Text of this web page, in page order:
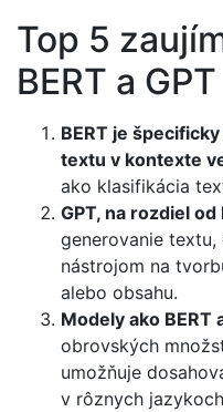
Top 5
BERT a GPT
BERT je
textu v kontexte
ako klasifikácia
GPT, na rozdiel od
generovanie
nástrojom na
alebo obsahu.
Modely ako BERT
obrovských
umožňuje
v rôznych